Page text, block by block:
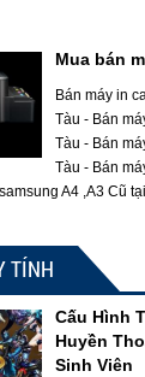
Mua bán
Bán máy in
Tàu - Bán
Tàu - Bán
Tàu - Bán
A4 ,A3 Cũ
TÍNH
Cấu Hình
Huyền
Sinh Viên